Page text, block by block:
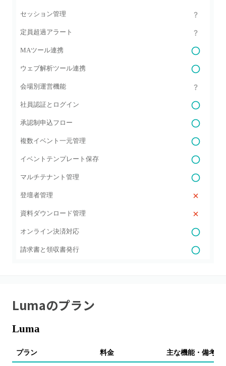
セッション管理
定員超過アラート
MAツール連携
ウェブ解析ツール連携
会場別運営機能
社員認証とログイン
承認制申込フロー
複数イベント一元管理
イベントテンプレート保存
マルチテナント管理
登壇者管理
資料ダウンロード管理
オンライン決済対応
請求書と領収書発行
Lumaのプラン
Luma
プラン 料金 主な機能・備考